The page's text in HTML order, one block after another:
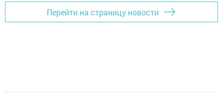
Перейти на страницу новости